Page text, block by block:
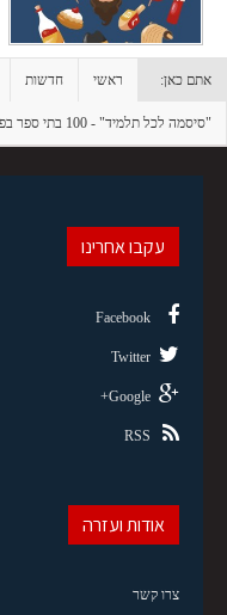
אתם כאן: ראשי חדשות
"סיסמה לכל תלמיד" - 100 בתי ספר בפריפריה מתחברים לעידן הדיגיטלי
עקבו אחרינו
Facebook
Twitter
Google+
RSS
אודות ועזרה
צרו קשר